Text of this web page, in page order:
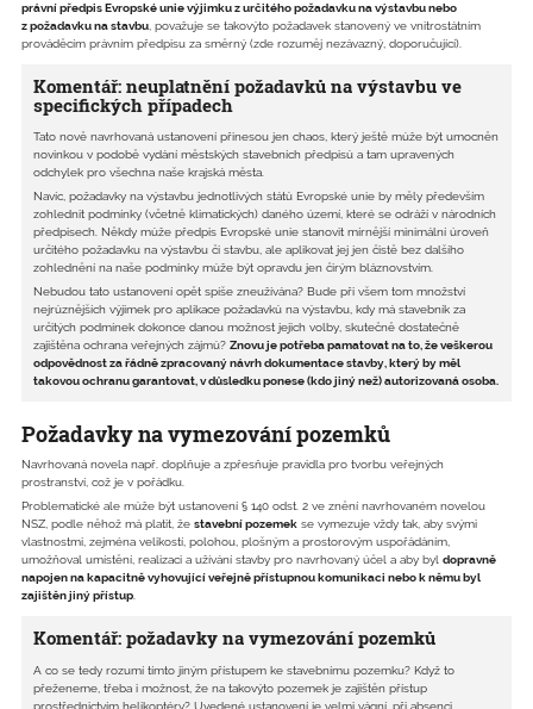
právní předpis Evropské unie výjimku z určitého požadavku na výstavbu nebo
z požadavku na stavbu , považuje se takovýto požadavek stanovený ve vnitrostátním
prováděcím právním předpisu za směrný (zde rozuměj nezávazný, doporučující).
Komentář: neuplatnění požadavků na výstavbu ve
specifických případech
Tato nově navrhovaná ustanovení přinesou jen chaos, který ještě může být umocněn
novinkou v podobě vydání městských stavebních předpisů a tam upravených
odchylek pro všechna naše krajská města.
Navíc, požadavky na výstavbu jednotlivých států Evropské unie by měly především
zohlednit podmínky (včetně klimatických) daného území, které se odráží v národních
předpisech. Někdy může předpis Evropské unie stanovit mírnější minimální úroveň
určitého požadavku na výstavbu či stavbu, ale aplikovat jej jen čistě bez dalšího
zohlednění na naše podmínky může být opravdu jen čirým bláznovstvím.
Nebudou tato ustanovení opět spíše zneužívána? Bude při všem tom množství
nejrůznějších výjimek pro aplikace požadavků na výstavbu, kdy má stavebník za
určitých podmínek dokonce danou možnost jejich volby, skutečně dostatečně
zajištěna ochrana veřejných zájmů? Znovu je potřeba pamatovat na to, že veškerou
odpovědnost za řádně zpracovaný návrh dokumentace stavby, který by měl
takovou ochranu garantovat, v důsledku ponese (kdo jiný než) autorizovaná osoba.
Požadavky na vymezování pozemků
Navrhovaná novela např. doplňuje a zpřesňuje pravidla pro tvorbu veřejných
prostranství, což je v pořádku.
Problematické ale může být ustanovení § 140 odst. 2 ve znění navrhovaném novelou
NSZ, podle něhož má platit, že stavební pozemek se vymezuje vždy tak, aby svými
vlastnostmi, zejména velikostí, polohou, plošným a prostorovým uspořádáním,
umožňoval umístění, realizaci a užívání stavby pro navrhovaný účel a aby byl dopravně
napojen na kapacitně vyhovující veřejně přístupnou komunikaci nebo k němu byl
zajištěn jiný přístup.
Komentář: požadavky na vymezování pozemků
A co se tedy rozumí tímto jiným přístupem ke stavebnímu pozemku? Když to
přeženeme, třeba i možnost, že na takovýto pozemek je zajištěn přístup
prostřednictvím helikoptéry? Uvedené ustanovení je velmi vágní, při absenci